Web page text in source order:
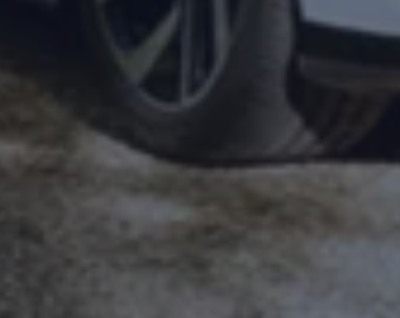
Lifestyle
Transport
Elektromobilität
Volkswagen R
Pannen- und Unfallhilfe
Volkswagen Kundenbetreuung